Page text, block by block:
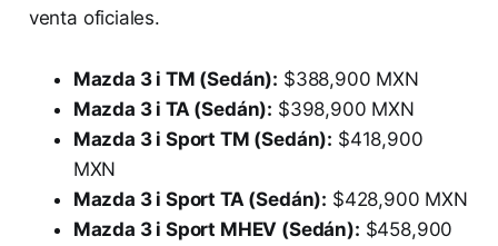
venta oficiales.
Mazda 3 i TM (Sedán): $388,900 MXN
Mazda 3 i TA (Sedán): $398,900 MXN
Mazda 3 i Sport TM (Sedán): $418,900
MXN
Mazda 3 i Sport TA (Sedán): $428,900 MXN
Mazda 3 i Sport MHEV (Sedán): $458,900